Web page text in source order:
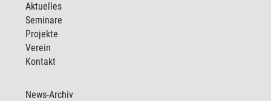
Aktuelles
Seminare
Projekte
Verein
Kontakt
News-Archiv